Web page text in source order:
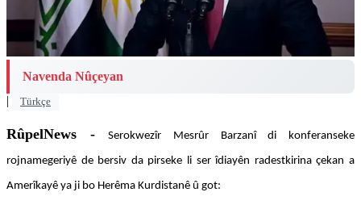
Navenda Nûçeyan
|
Türkçe
RûpelNews - Serokwezîr Mesrûr Barzanî di konferanseke
rojnamegeriyê de bersiv da pirseke li ser îdiayên radestkirina çekan a
Amerîkayê ya ji bo Herêma Kurdistanê û got: